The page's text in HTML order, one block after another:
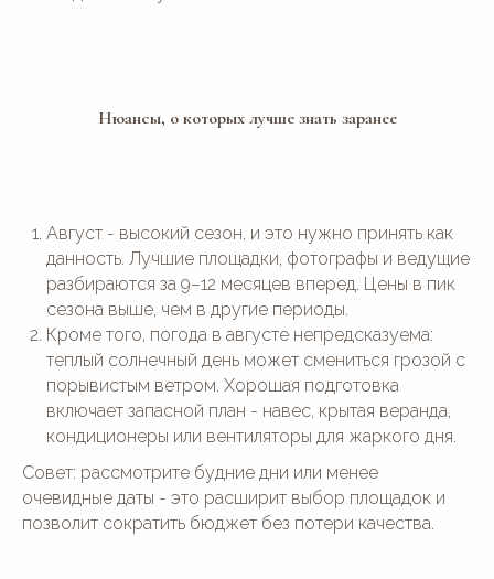
Нюансы, о которых лучше знать заранее
Август - высокий сезон, и это нужно принять как
данность. Лучшие площадки, фотографы и ведущие
разбираются за 9–12 месяцев вперед. Цены в пик
сезона выше, чем в другие периоды.
Кроме того, погода в августе непредсказуема:
теплый солнечный день может смениться грозой с
порывистым ветром. Хорошая подготовка
включает запасной план - навес, крытая веранда,
кондиционеры или вентиляторы для жаркого дня.
Совет: рассмотрите будние дни или менее
очевидные даты - это расширит выбор площадок и
позволит сократить бюджет без потери качества.